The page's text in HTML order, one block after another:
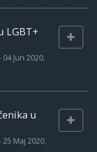
LGBT+
04 Jun 2020,
u
25 Maj 2020,